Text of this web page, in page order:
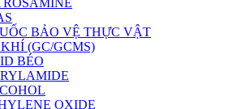
BẢO VỆ THỰC VẬT
(GC/GCMS)
BÉO
OXIDE